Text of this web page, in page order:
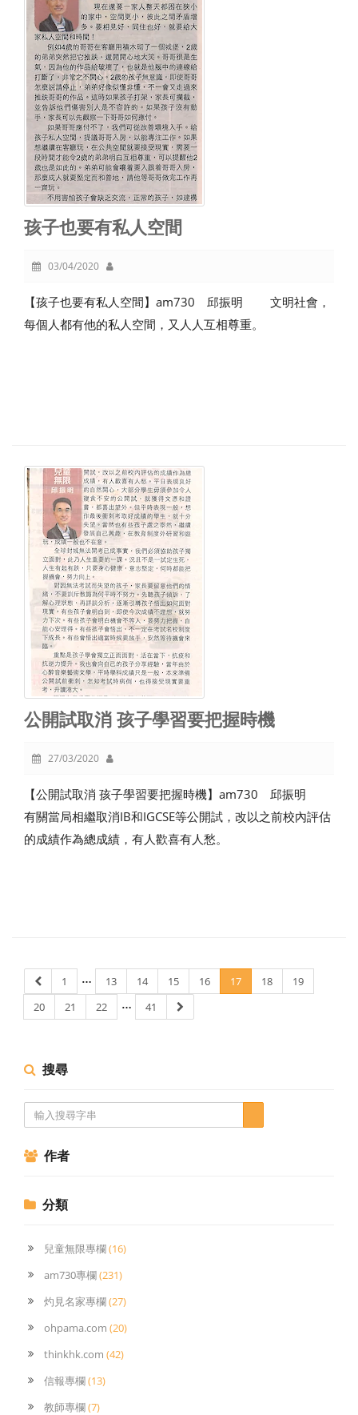
孩子也要有私人空間
03/04/2020
【孩子也要有私人空間】am730 邱振明 文明社會，
每個人都有他的私人空間，又人人互相尊重。
公開試取消 孩子學習要把握時機
27/03/2020
【公開試取消 孩子學習要把握時機】am730 邱振明
有關當局相繼取消IB和IGCSE等公開試，改以之前校內評估
的成績作為總成績，有人歡喜有人愁。
1 … 13 14 15 16 17 18
19
20
21 22 … 41
搜尋
作者
分類
兒童無限專欄(16)
am730專欄(231)
灼見名家專欄(27)
ohpama.com (20)
thinkhk.com (42)
信報專欄(13)
教師專欄(7)